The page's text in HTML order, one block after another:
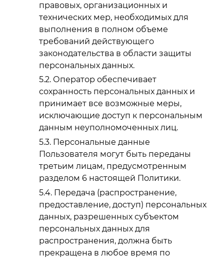
правовых, организационных и
технических мер, необходимых для
выполнения в полном объеме
требований действующего
законодательства в области защиты
персональных данных.
Оператор обеспечивает
сохранность персональных данных и
принимает все возможные меры,
исключающие доступ к персональным
данным неуполномоченных лиц.
Персональные данные
Пользователя могут быть переданы
третьим лицам, предусмотренным
разделом 6 настоящей Политики.
Передача (распространение,
предоставление, доступ) персональных
данных, разрешенных субъектом
персональных данных для
распространения, должна быть
прекращена в любое время по